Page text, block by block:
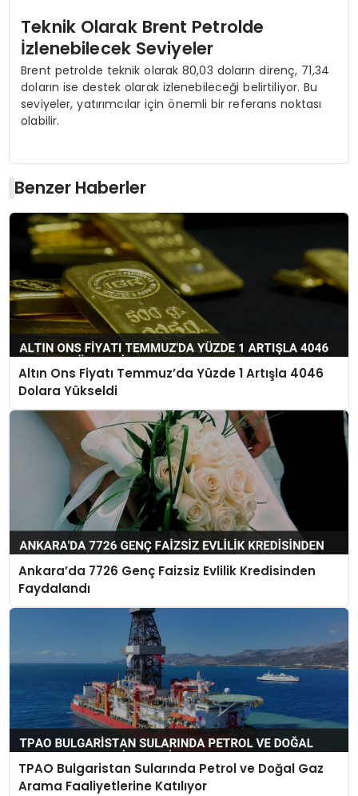
Teknik Olarak Brent Petrolde
İzlenebilecek Seviyeler
Brent petrolde teknik olarak 80,03 doların direnç, 71,34
doların ise destek olarak izlenebileceği belirtiliyor. Bu
seviyeler, yatırımcılar için önemli bir referans noktası
olabilir.
Benzer Haberler
Altın Ons Fiyatı Temmuz’da Yüzde 1 Artışla 4046
Dolara Yükseldi
Ankara’da 7726 Genç Faizsiz Evlilik Kredisinden
Faydalandı
TPAO Bulgaristan Sularında Petrol ve Doğal Gaz
Arama Faaliyetlerine Katılıyor